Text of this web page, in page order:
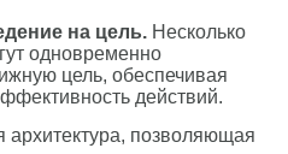
на цель. Несколько
одновременно
цель, обеспечивая
действий.
архитектура, позволяющая